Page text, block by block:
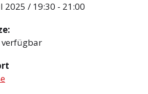
2025 / 19:30 - 21:00
verfügbar